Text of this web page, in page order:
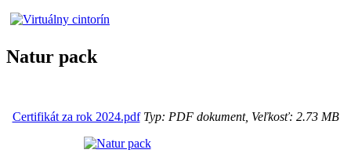
Natur pack
Certifikát za rok 2024.pdfTyp: PDF dokument, Veľkosť: 2.73 MB